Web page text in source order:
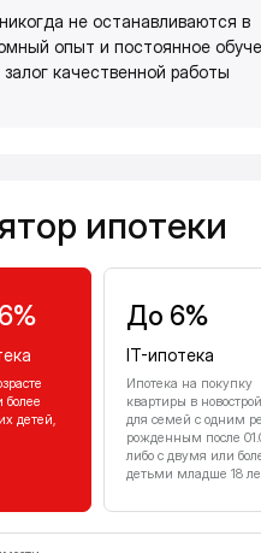
не останавливаются в
опыт и постоянное
качественной работы
ипотеки
более
детей,
До 6%
IT-ипотека
Ипотека на покупку
квартиры в
для семей с одним
рожденным после
либо с двумя или
детьми младше 18